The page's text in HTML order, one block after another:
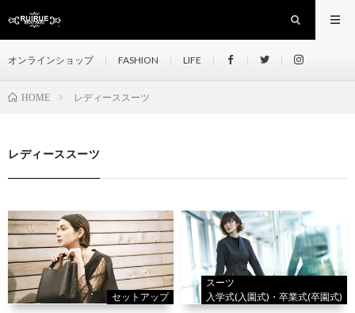
オンラインショップ FASHION LIFE
HOME レディーススーツ
レディーススーツ
セットアップ
スーツ
入学式(入園式)・卒業式(卒園式)